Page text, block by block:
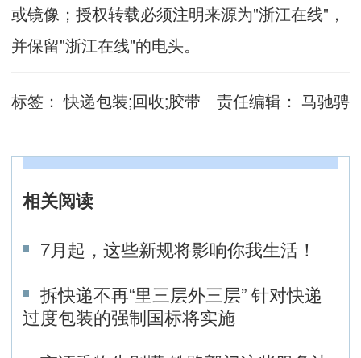
或镜像；授权转载必须注明来源为"浙江在线"，
并保留"浙江在线"的电头。
标签： 快递包装;回收;胶带 责任编辑： 马驰骋
相关阅读
7月起，这些新规将影响你我生活！
拆快递不再“里三层外三层” 针对快递
过度包装的强制国标将实施